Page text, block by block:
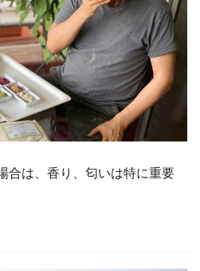
合は、香り、匂いは特に重要